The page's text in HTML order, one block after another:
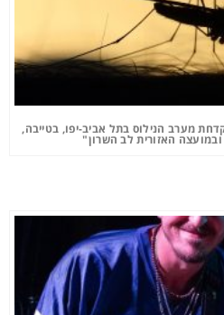
מערב הנילוס בתל אביב-יפו, בטייבה,
האזורית לב השרון"